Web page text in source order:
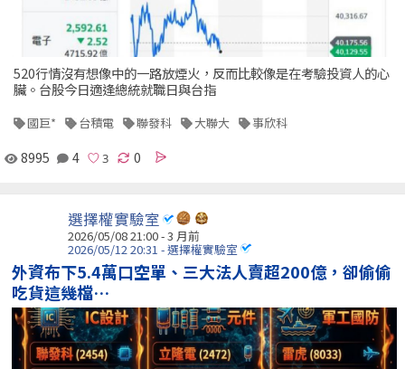
520行情沒有想像中的一路放煙火，反而比較像是在考驗投資人的心
臟。台股今日適逢總統就職日與台指
國巨* 台積電 聯發科 大聯大 事欣科
8995 4 0
選擇權實驗室
2026/05/08 21:00 - 3 月前
2026/05/12 20:31 - 選擇權實驗室
外資布下5.4萬口空單、三大法人賣超200億，卻偷偷
吃貨這幾檔…